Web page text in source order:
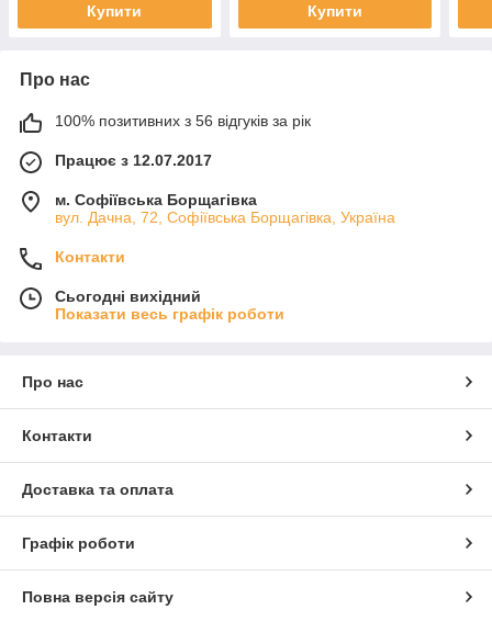
Купити Купити
Про нас
100% позитивних з 56 відгуків за рік
Працює з 12.07.2017
м. Софіївська Борщагівка
вул. Дачна, 72, Софіївська Борщагівка, Україна
Контакти
Сьогодні вихідний
Показати весь графік роботи
Про нас
Контакти
Доставка та оплата
Графік роботи
Повна версія сайту